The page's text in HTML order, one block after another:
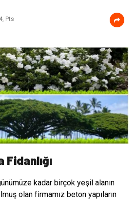
Pts
Fidanlığı
kadar birçok yeşil alanın
olan firmamız beton yapıların